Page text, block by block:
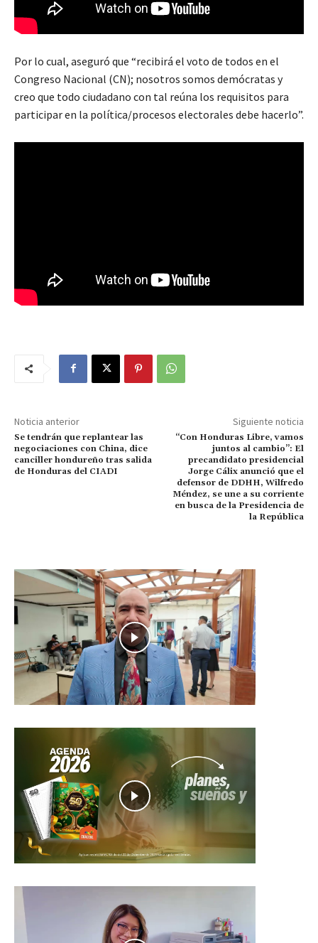
Por lo cual, aseguró que “recibirá el voto de todos en el
Congreso Nacional (CN); nosotros somos demócratas y
creo que todo ciudadano con tal reúna los requisitos para
participar en la política/procesos electorales debe hacerlo”.
Noticia anterior
Se tendrán que replantear las
negociaciones con China, dice
canciller hondureño tras salida
de Honduras del CIADI
Siguiente noticia
“Con Honduras Libre, vamos
juntos al cambio”: El
precandidato presidencial
Jorge Cálix anunció que el
defensor de DDHH, Wilfredo
Méndez, se une a su corriente
en busca de la Presidencia de
la República